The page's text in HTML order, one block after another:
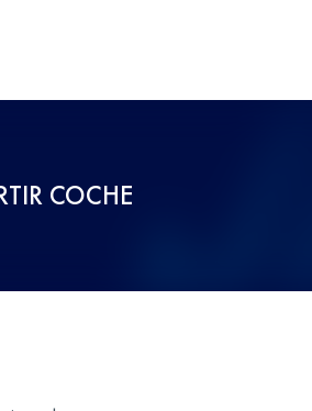
COCHE